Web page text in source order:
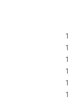
1
1
1
1
1
1